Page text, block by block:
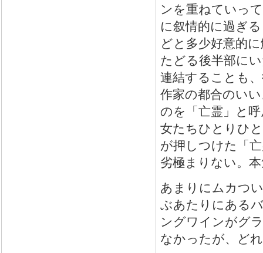
ンを重ねていっ
に叙情的に過ぎ
どと多少好意的
たどる後半部に
連結することも
作家の都合のい
のを「亡霊」と
女たちひとりひ
が押しつけた「
劣極まりない。
あまりにムカつ
ぶあたりにある
ングワインがグ
なかったが、ど